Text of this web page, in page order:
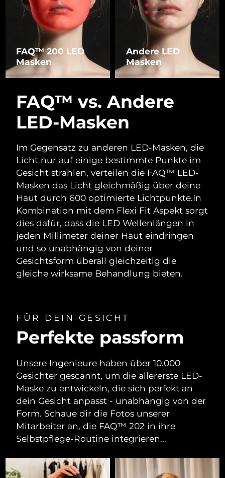
FAQ™ 200 LED
Masken
Andere LED
Masken
FAQ™ vs. Andere
LED-Masken
Im Gegensatz zu anderen LED-Masken, die
Licht nur auf einige bestimmte Punkte im
Gesicht strahlen, verteilen die FAQ™ LED-
Masken das Licht gleichmäßig über deine
Haut durch 600 optimierte Lichtpunkte.In
Kombination mit dem Flexi Fit Aspekt sorgt
dies dafür, dass die LED Wellenlängen in
jeden Millimeter deiner Haut eindringen
und so unabhängig von deiner
Gesichtsform überall gleichzeitig die
gleiche wirksame Behandlung bieten.
FÜR DEIN GESICHT
Perfekte passform
Unsere Ingenieure haben über 10.000
Gesichter gescannt, um die allererste LED-
Maske zu entwickeln, die sich perfekt an
dein Gesicht anpasst - unabhängig von der
Form. Schaue dir die Fotos unserer
Mitarbeiter an, die FAQ™ 202 in ihre
Selbstpflege-Routine integrieren...